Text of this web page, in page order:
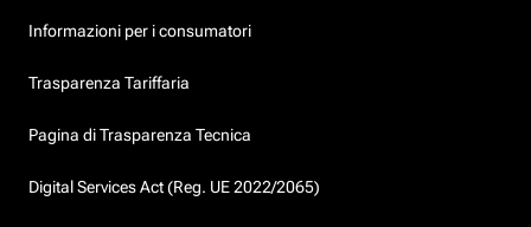
Informazioni per i consumatori
Trasparenza Tariffaria
Pagina di Trasparenza Tecnica
Digital Services Act (Reg. UE 2022/2065)